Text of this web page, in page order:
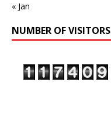
« Jan
NUMBER OF VISITORS